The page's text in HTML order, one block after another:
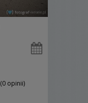
(0 opinii)